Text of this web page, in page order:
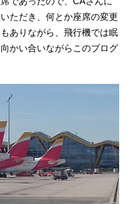
ただき、何とか座席の変更
ありながら、飛行機では眠
かい合いながらこのブログ